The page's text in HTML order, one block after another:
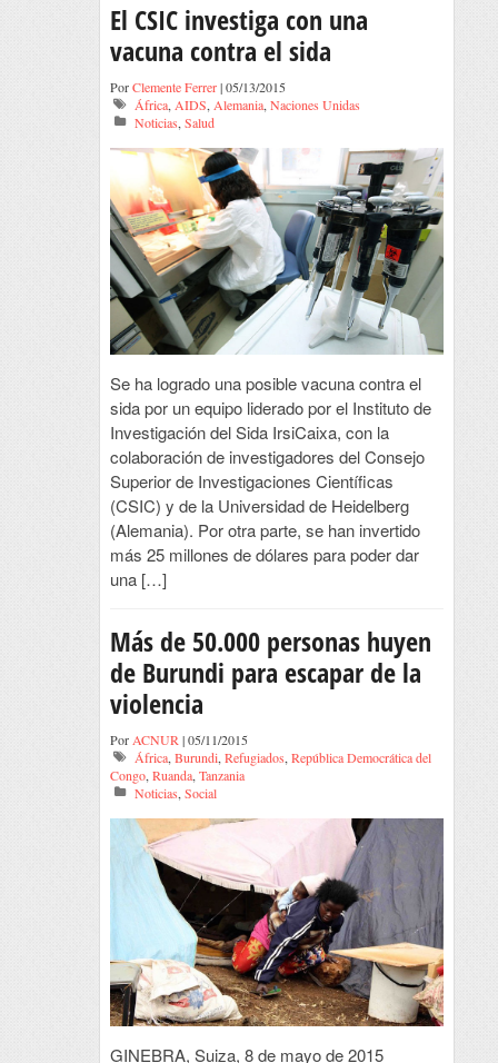
El CSIC investiga con una
vacuna contra el sida
PorClemente Ferrer| 05/13/2015
África,AIDS,Alemania,Naciones Unidas
Noticias,Salud
Se ha logrado una posible vacuna contra el
sida por un equipo liderado por el Instituto de
Investigación del Sida IrsiCaixa, con la
colaboración de investigadores del Consejo
Superior de Investigaciones Científicas
(CSIC) y de la Universidad de Heidelberg
(Alemania). Por otra parte, se han invertido
más 25 millones de dólares para poder dar
una […]
Más de 50.000 personas huyen
de Burundi para escapar de la
violencia
PorACNUR| 05/11/2015
África,Burundi,Refugiados,República Democrática del
Congo,Ruanda,Tanzania
Noticias,Social
GINEBRA, Suiza, 8 de mayo de 2015